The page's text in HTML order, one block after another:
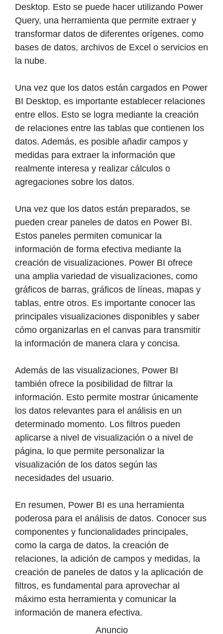
Desktop. Esto se puede hacer utilizando Power
Query, una herramienta que permite extraer y
transformar datos de diferentes orígenes, como
bases de datos, archivos de Excel o servicios en
la nube.
Una vez que los datos están cargados en Power
BI Desktop, es importante establecer relaciones
entre ellos. Esto se logra mediante la creación
de relaciones entre las tablas que contienen los
datos. Además, es posible añadir campos y
medidas para extraer la información que
realmente interesa y realizar cálculos o
agregaciones sobre los datos.
Una vez que los datos están preparados, se
pueden crear paneles de datos en Power BI.
Estos paneles permiten comunicar la
información de forma efectiva mediante la
creación de visualizaciones. Power BI ofrece
una amplia variedad de visualizaciones, como
gráficos de barras, gráficos de líneas, mapas y
tablas, entre otros. Es importante conocer las
principales visualizaciones disponibles y saber
cómo organizarlas en el canvas para transmitir
la información de manera clara y concisa.
Además de las visualizaciones, Power BI
también ofrece la posibilidad de filtrar la
información. Esto permite mostrar únicamente
los datos relevantes para el análisis en un
determinado momento. Los filtros pueden
aplicarse a nivel de visualización o a nivel de
página, lo que permite personalizar la
visualización de los datos según las
necesidades del usuario.
En resumen, Power BI es una herramienta
poderosa para el análisis de datos. Conocer sus
componentes y funcionalidades principales,
como la carga de datos, la creación de
relaciones, la adición de campos y medidas, la
creación de paneles de datos y la aplicación de
filtros, es fundamental para aprovechar al
máximo esta herramienta y comunicar la
información de manera efectiva.
Anuncio